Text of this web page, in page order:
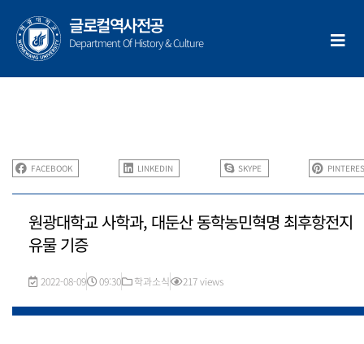
건
글로컬역사전공
Department Of History & Culture
FACEBOOK LINKEDIN SKYPE
원광대학교 사학과, 대둔산 동학농민혁명 최후항전지
유물 기증
2022-08-09 09:30 학과소식 217 views